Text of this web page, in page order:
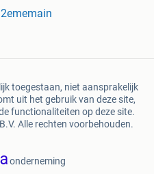
2ememain
toegestaan, niet aansprakelijk
uit het gebruik van deze site,
functionaliteiten op deze site.
Alle rechten voorbehouden.
onderneming